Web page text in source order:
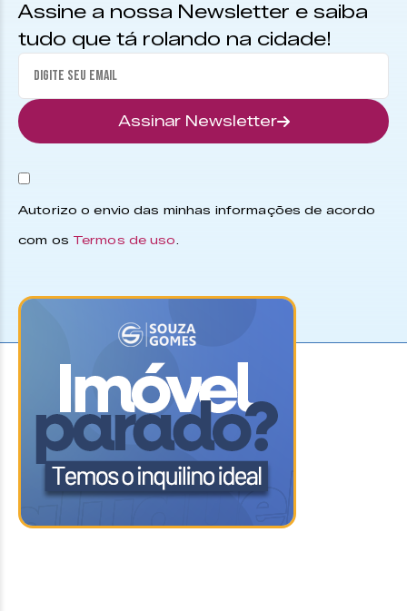
Assine a nossa Newsletter e saiba
tudo que tá rolando na cidade!
Assinar Newsletter
Autorizo o envio das minhas informações de acordo
com os Termos de uso.